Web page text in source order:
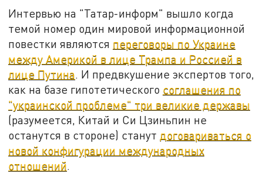
Интервью на "Татар-информ" вышло когда
темой номер один мировой информационной
повестки являются переговоры по Украине
между Америкой в лице Трампа и Россией в
лице Путина. И предвкушение экспертов того,
как на базе гипотетического соглашения по
"украинской проблеме" три великие державы
(разумеется, Китай и Си Цзиньпин не
останутся в стороне) станут договариваться о
новой конфигурации международных
отношений.